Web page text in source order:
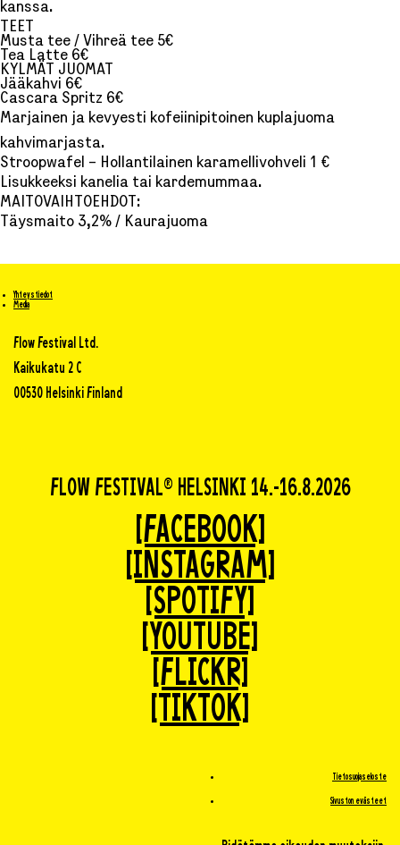
kanssa.
TEET
Musta tee / Vihreä tee 5€
Tea Latte 6€
KYLMÄT JUOMAT
Jääkahvi 6€
Cascara Spritz 6€
Marjainen ja kevyesti kofeiinipitoinen kuplajuoma
kahvimarjasta.
Stroopwafel – Hollantilainen karamellivohveli 1 €
Lisukkeeksi kanelia tai kardemummaa.
MAITOVAIHTOEHDOT:
Täysmaito 3,2% / Kaurajuoma
Yhteystiedot
Media
Flow Festival Ltd.
Kaikukatu 2 C
00530 Helsinki Finland
FLOW FESTIVAL® HELSINKI 14.-16.8.2026
[FACEBOOK]
[INSTAGRAM]
[SPOTIFY]
[YOUTUBE]
[FLICKR]
[TIKTOK]
Tietosuojaseloste
Sivuston evästeet